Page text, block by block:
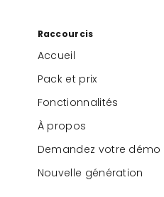
Raccourcis
Accueil
Pack et prix
Fonctionnalités
À propos
Demandez votre démo
Nouvelle génération